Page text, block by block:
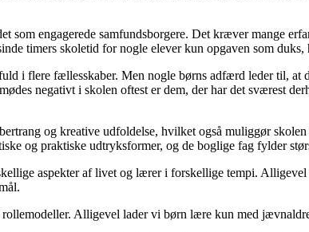
som engagerede samfundsborgere. Det kræver mange
timers skoletid for nogle elever kun opgaven som duks,
i flere fællesskaber. Men nogle børns adfærd leder til, at
negativt i skolen oftest er dem, der har det sværest
og kreative udfoldelse, hvilket også muliggør
og praktiske udtryksformer, og de boglige fag fylder
aspekter af livet og lærer i forskellige tempi.
Alligevel lader vi børn lære kun med